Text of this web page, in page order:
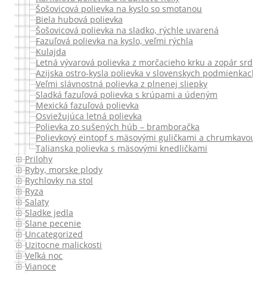
Šošovicová polievka na kyslo so smotanou
Biela hubová polievka
Šošovicová polievka na sladko, rýchle uvarená
Fazuľová polievka na kyslo, veľmi rýchla
Kulajda
Letná vývarová polievka z morčacieho krku a zopár
Azijska ostro-kysla polievka v slovenskych podmienkach
Veľmi slávnostná polievka z plnenej sliepky
Sladká fazuľová polievka s krúpami a údeným
Mexická fazuľová polievka
Osviežujúca letná polievka
Polievka zo sušených húb – bramboračka
Polievkový eintopf s mäsovými guličkami a chrumkavou
Talianska polievka s mäsovými knedličkami
Prilohy
Ryby, morske plody
Rychlovky na stol
Ryza
Salaty
Sladke jedla
Slane pecenie
Uncategorized
Uzitocne malickosti
Veľká noc
Vianoce